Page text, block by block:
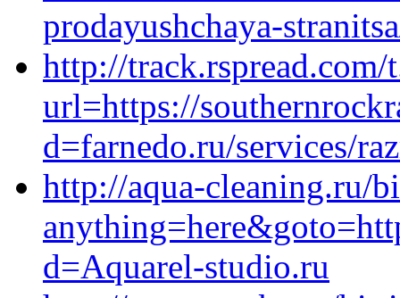
prodayushchaya-
http://
url=https://
d=farnedo.ru/services/
http://aqua-cleaning.ru/
d=Aquarel-studio.ru